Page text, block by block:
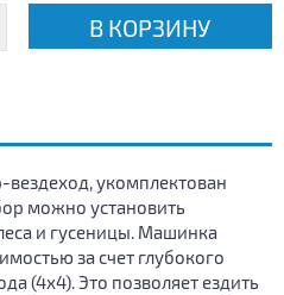
В КОРЗИНУ
укомплектован
можно установить
и гусеницы. Машинка
за счет глубокого
(4х4). Это позволяет ездить